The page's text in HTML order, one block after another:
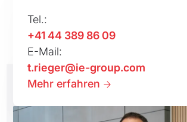
Tel.:
+41 44 389 86 09
E-Mail:
t.rieger@ie-group.com
Mehr erfahren